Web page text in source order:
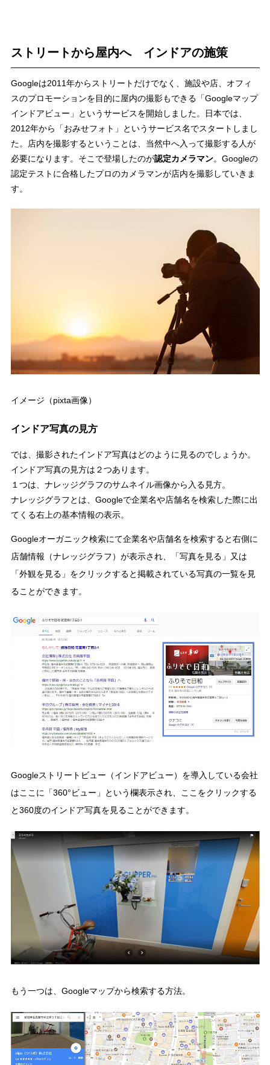
ストリートから屋内へ インドアの施策
Googleは2011年からストリートだけでなく、施設や店、オフィ
スのプロモーションを目的に屋内の撮影もできる「Googleマップ
インドアビュー」というサービスを開始しました。日本では、
2012年から「おみせフォト」というサービス名でスタートしまし
た。店内を撮影するということは、当然中へ入って撮影する人が
必要になります。そこで登場したのが認定カメラマン。Googleの
認定テストに合格したプロのカメラマンが店内を撮影していきま
す。
イメージ（pixta画像）
インドア写真の見方
では、撮影されたインドア写真はどのように見るのでしょうか。
インドア写真の見方は２つあります。
１つは、ナレッジグラフのサムネイル画像から入る見方。
ナレッジグラフとは、Googleで企業名や店舗名を検索した際に出
てくる右上の基本情報の表示。
Googleオーガニック検索にて企業名や店舗名を検索すると右側に
店舗情報（ナレッジグラフ）が表示され、「写真を見る」又は
「外観を見る」をクリックすると掲載されている写真の一覧を見
ることができます。
Googleストリートビュー（インドアビュー）を導入している会社
はここに「360°ビュー」という欄表示され、ここをクリックする
と360度のインドア写真を見ることができます。
もう一つは、Googleマップから検索する方法。